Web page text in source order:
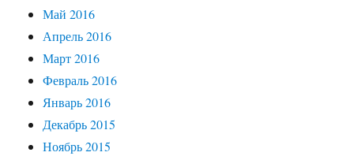
Май 2016
Апрель 2016
Март 2016
Февраль 2016
Январь 2016
Декабрь 2015
Ноябрь 2015